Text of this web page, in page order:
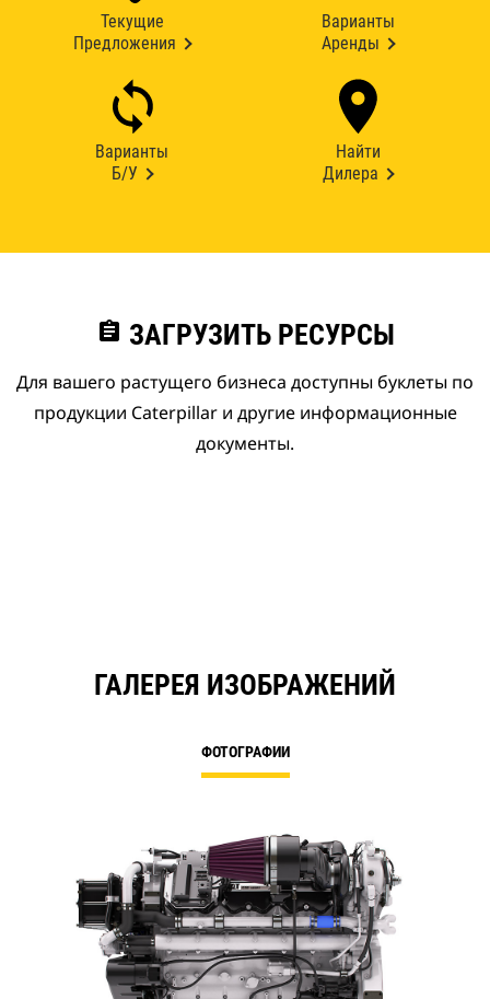
Текущие
Предложения
Варианты
Аренды
Варианты
Б/У
Найти
Дилера
assignment ЗАГРУЗИТЬ РЕСУРСЫ
Для вашего растущего бизнеса доступны буклеты по
продукции Caterpillar и другие информационные
документы.
ГАЛЕРЕЯ ИЗОБРАЖЕНИЙ
ФОТОГРАФИИ